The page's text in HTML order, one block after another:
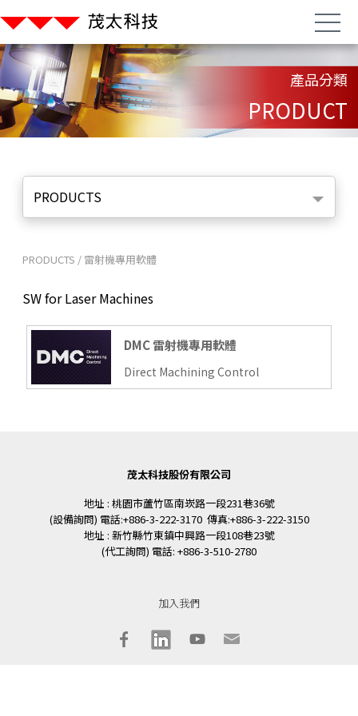
產品分類
PRODUCT
PRODUCTS
PRODUCTS / 雷射機專用軟體
SW for Laser Machines
DMC 雷射機專用軟體
Direct Machining Control
茂太科技股份有限公司
地址 : 桃園市蘆竹區南崁路一段231巷36號
(設備詢問) 電話:+886-3-222-3170 傳真:+886-3-222-3150
地址 : 新竹縣竹東鎮中興路一段108巷23號
(代工詢問) 電話: +886-3-510-2780
加入我們